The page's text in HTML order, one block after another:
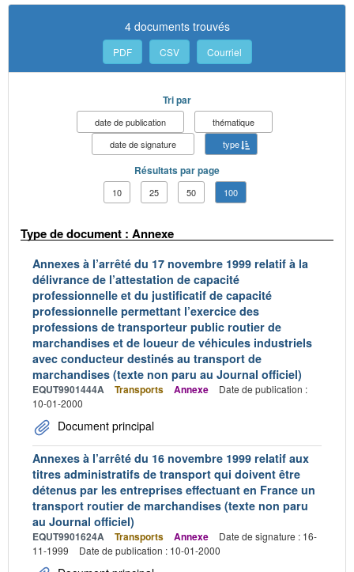
4 documents trouvés
PDF CSV Courriel
Tri par
date de publication
thématique
date de signature
type
Résultats par page
10 25 50 100
Type de document : Annexe
Annexes à l’arrêté du 17 novembre 1999 relatif à la
délivrance de l’attestation de capacité
professionnelle et du justificatif de capacité
professionnelle permettant l’exercice des
professions de transporteur public routier de
marchandises et de loueur de véhicules industriels
avec conducteur destinés au transport de
marchandises (texte non paru au Journal officiel)
EQUT9901444A Transports Annexe
Date de publication :
10-01-2000
Document principal
Annexes à l’arrêté du 16 novembre 1999 relatif aux
titres administratifs de transport qui doivent être
détenus par les entreprises effectuant en France un
transport routier de marchandises (texte non paru
au Journal officiel)
EQUT9901624A Transports Annexe
Date de signature : 16-
11-1999
Date de publication : 10-01-2000